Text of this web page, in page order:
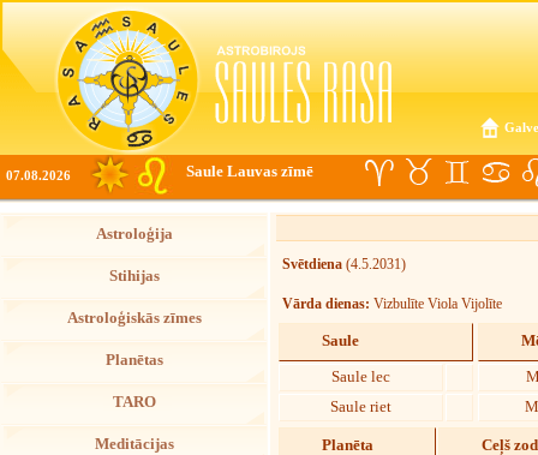
07.08.2026 Saule Lauvas zīmē
Astroloģija
Stihijas
Astroloģiskās zīmes
Planētas
TARO
Meditācijas
Svētdiena (4.5.2031)
Vārda dienas: Vizbulīte Viola Vijolīte
Saule
Saule lec
Saule riet
Planēta Ceļš